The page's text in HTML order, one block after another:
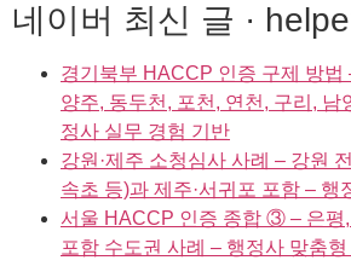
네이버 최신 글 ·
경기북부 HACCP 인증 구제 방법
양주, 동두천, 포천, 연천, 구리, 남
정사 실무 경험 기반
강원·제주 소청심사 사례 – 강원
속초 등)과 제주·서귀포 포함 – 행
서울 HACCP 인증 종합 ③ – 은평
포함 수도권 사례 – 행정사 맞춤